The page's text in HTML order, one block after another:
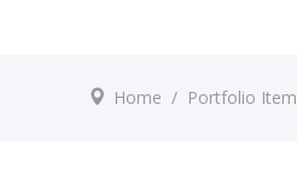
Home / Portfolio Item